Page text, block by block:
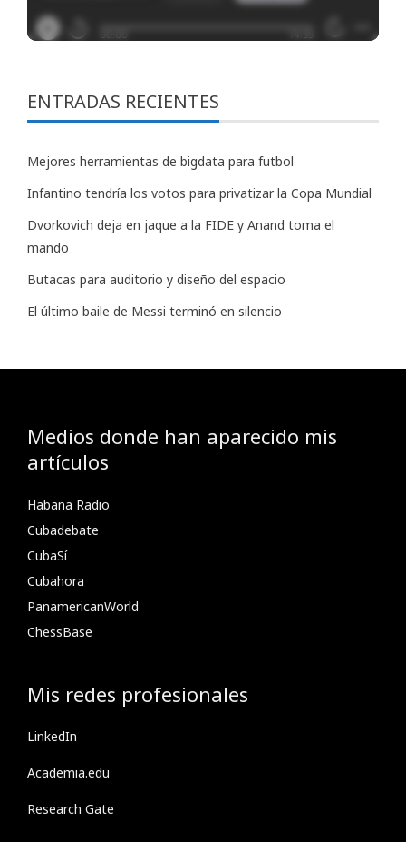
ENTRADAS RECIENTES
Mejores herramientas de bigdata para futbol
Infantino tendría los votos para privatizar la Copa Mundial
Dvorkovich deja en jaque a la FIDE y Anand toma el
mando
Butacas para auditorio y diseño del espacio
El último baile de Messi terminó en silencio
Medios donde han aparecido mis
artículos
Habana Radio
Cubadebate
CubaSí
Cubahora
PanamericanWorld
ChessBase
Mis redes profesionales
LinkedIn
Academia.edu
Research Gate